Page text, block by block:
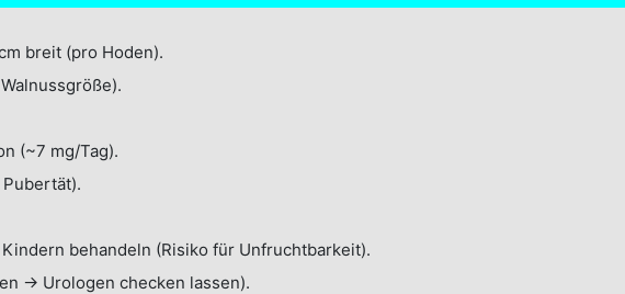
breit (pro Hoden).
(~7 mg/Tag).
behandeln (Risiko für Unfruchtbarkeit).
→ Urologen checken lassen).